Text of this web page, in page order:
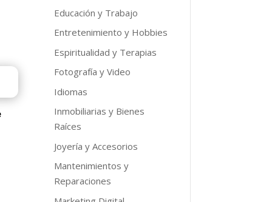
Educación y Trabajo
Entretenimiento y Hobbies
Espiritualidad y Terapias
Fotografía y Video
Idiomas
Inmobiliarias y Bienes
Raíces
Joyería y Accesorios
Mantenimientos y
Reparaciones